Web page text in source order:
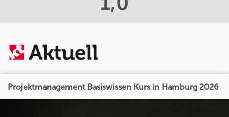
Projektmanagement Basiswissen Kurs in Hamburg 2026